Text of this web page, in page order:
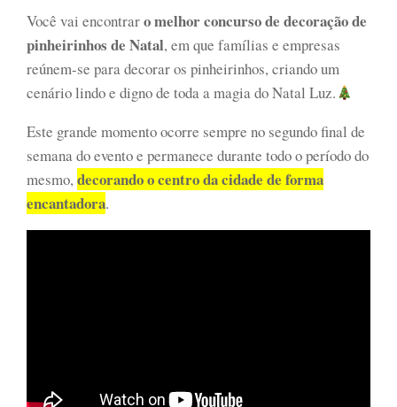
Você vai encontraro melhor concurso de decoração de
pinheirinhos de Natal, em que famílias e empresas
reúnem-se para decorar os pinheirinhos, criando um
cenário lindo e digno de toda a magia do Natal Luz.
Este grande momento ocorre sempre no segundo final de
semana do evento e permanece durante todo o período do
mesmo,decorando o centro da cidade de forma
encantadora.